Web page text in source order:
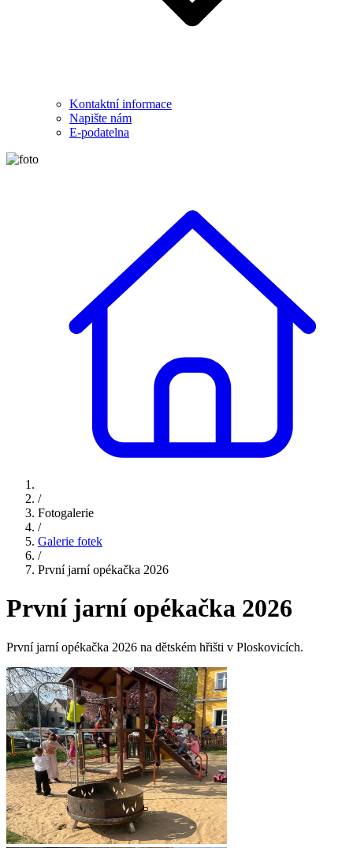
Kontaktní informace
Napište nám
E-podatelna
/
Fotogalerie
/
Galerie fotek
/
První jarní opékačka 2026
První jarní opékačka 2026
První jarní opékačka 2026 na dětském hřišti v Ploskovicích.